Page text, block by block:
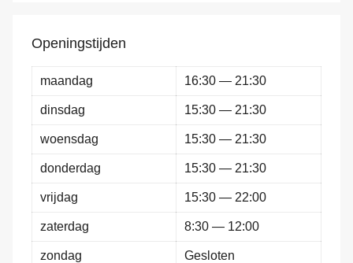
Openingstijden
maandag 16:30 — 21:30
dinsdag 15:30 — 21:30
woensdag 15:30 — 21:30
donderdag 15:30 — 21:30
vrijdag 15:30 — 22:00
zaterdag 8:30 — 12:00
zondag Gesloten